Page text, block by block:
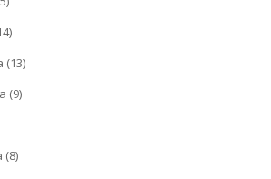
(13)
(9)
(8)